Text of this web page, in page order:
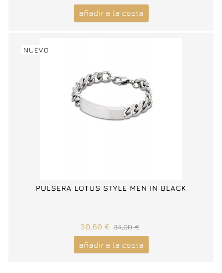
añadir a la cesta
NUEVO
PULSERA LOTUS STYLE MEN IN BLACK
30,60 € 34,00 €
añadir a la cesta